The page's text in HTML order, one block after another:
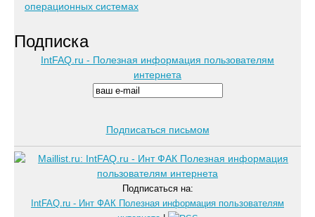
операционных системах
Подписка
IntFAQ.ru - Полезная информация пользователям
интернета
Подписаться письмом
Подписаться на:
IntFAQ.ru - Инт ФАК Полезная информация пользователям